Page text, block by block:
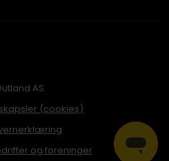
AS
(cookies)
og foreninger